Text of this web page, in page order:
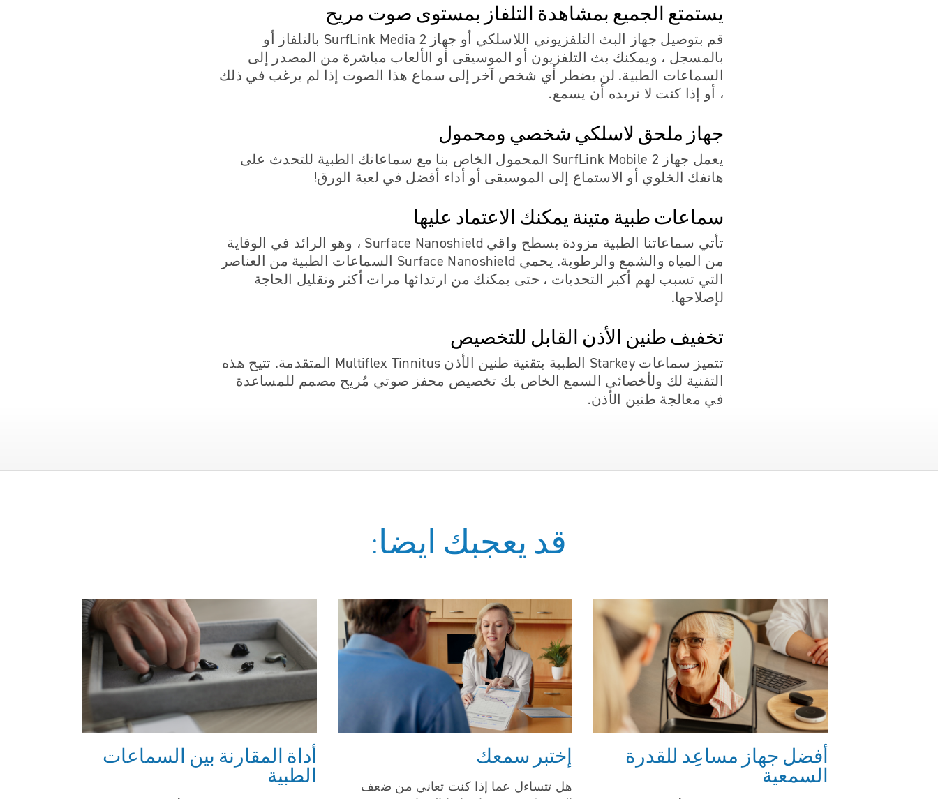
يستمتع الجميع بمشاهدة التلفاز بمستوى صوت مريح
قم بتوصيل جهاز البث التلفزيوني اللاسلكي أو جهاز SurfLink Media 2 بالتلفاز أو
بالمسجل ، ويمكنك بث التلفزيون أو الموسيقى أو الألعاب مباشرة من المصدر إلى
السماعات الطبية. لن يضطر أي شخص آخر إلى سماع هذا الصوت إذا لم يرغب في ذلك
، أو إذا كنت لا تريده أن يسمع.
جهاز ملحق لاسلكي شخصي ومحمول
يعمل جهاز SurfLink Mobile 2 المحمول الخاص بنا مع سماعاتك الطبية للتحدث على
هاتفك الخلوي أو الاستماع إلى الموسيقى أو أداء أفضل في لعبة الورق!
سماعات طبية متينة يمكنك الاعتماد عليها
تأتي سماعاتنا الطبية مزودة بسطح واقي Surface Nanoshield ، وهو الرائد في الوقاية
من المياه والشمع والرطوبة. يحمي Surface Nanoshield السماعات الطبية من العناصر
التي تسبب لهم أكبر التحديات ، حتى يمكنك من ارتدائها مرات أكثر وتقليل الحاجة
لإصلاحها.
تخفيف طنين الأذن القابل للتخصيص
تتميز سماعات Starkey الطبية بتقنية طنين الأذن Multiflex Tinnitus المتقدمة. تتيح هذه
التقنية لك ولأخصائي السمع الخاص بك تخصيص محفز صوتي مُريح مصمم للمساعدة
في معالجة طنين الأذن.
قد يعجبك ايضا:
أفضل جهاز مساعِد للقدرة
السمعية
إختبر سمعك
هل تتساءل عما إذا كنت تعاني من ضعف
أداة المقارنة بين السماعات
الطبية